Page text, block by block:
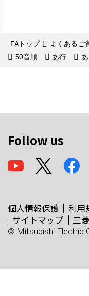
FAトップ よくあるご
50音順
あ行 あ
Follow us
個人情報保護 利用
サイトマップ
三
© Mitsubishi Electric